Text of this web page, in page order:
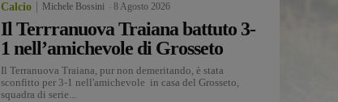
Calcio Michele Bossini 8 Agosto 2026
Il Terrranuova Traiana battuto 3-
1 nell’amichevole di Grosseto
Il Terranuova Traiana, pur non demeritando, è stata
sconfitto per 3-1 nell'amichevole in casa del Grosseto,
squadra di serie...